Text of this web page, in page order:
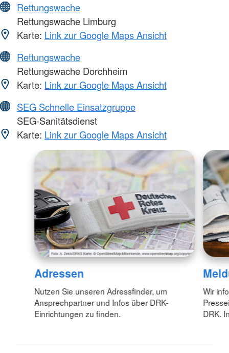
Rettungswache
Rettungswache Limburg
Karte: Link zur Google Maps Ansicht
Rettungswache
Rettungswache Dorchheim
Karte: Link zur Google Maps Ansicht
SEG Schnelle Einsatzgruppe
SEG-Sanitätsdienst
Karte: Link zur Google Maps Ansicht
Adressen
Nutzen Sie unseren Adressfinder, um
Ansprechpartner und Infos über DRK-
Einrichtungen zu finden.
Wir
DRK.